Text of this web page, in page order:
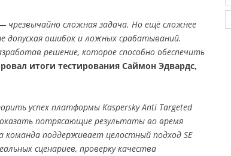
чрезвычайно сложная задача. Но ещё сложнее
ошибок и ложных срабатываний.
решение, которое способно обеспечить
итоги тестирования Саймон Эдвардс,
успех платформы Kaspersky Anti Targeted
потрясающие результаты во время
поддерживает целостный подход SE
сценариев, проверку качества